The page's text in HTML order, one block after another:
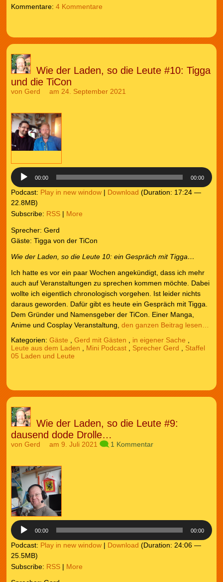
4 Kommentare
Wie der Laden, so die Leute #10: Tigga
und die TiCon
von Gerd am 24. September 2021
00:00 00:00
Podcast: Play in new window| Download (Duration: 17:24 —
22.8MB)
Subscribe: RSS| More
Sprecher: Gerd
Gäste: Tigga von der TiCon
Wie der Laden, so die Leute10: ein Gespräch mit Tigga…
Ich hatte es vor ein paar Wochen angekündigt, dass ich mehr
auch auf Veranstaltungen zu sprechen kommen möchte. Dabei
wollte ich eigentlich chronologisch vorgehen. Ist leider nichts
daraus geworden. Dafür gibt es heute ein Gespräch mit Tigga.
Dem Gründer und Namensgeber der TiCon. Einer Manga,
Anime und Cosplay Veranstaltung, den ganzen Beitrag lesen…
Kategorien: Gäste Gerd mit Gästen in eigener Sache
Leute aus dem Laden
Mini Podcast, Sprecher Gerd
Staffel
05 Laden und Leute
Wie der Laden, so die Leute #9:
dausend dode Drolle…
von Gerd am 9. Juli 2021 1 Kommentar
00:00 00:00
Podcast: Play in new window| Download (Duration: 24:06 —
25.5MB)
Subscribe: RSS| More